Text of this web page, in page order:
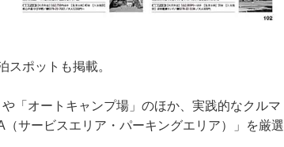
スポットも掲載。
「オートキャンプ場」のほか、実践的なクルマ
サービスエリア・パーキングエリア）」を厳選